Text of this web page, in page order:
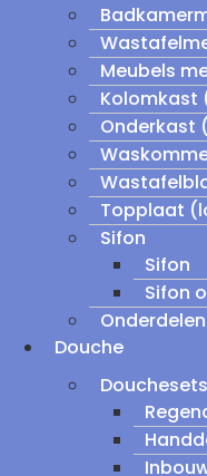
Meubels
Kolomkast
Onderkast
Topplaat
Sifon
Sifon
Sifon
Douche
Douchesets